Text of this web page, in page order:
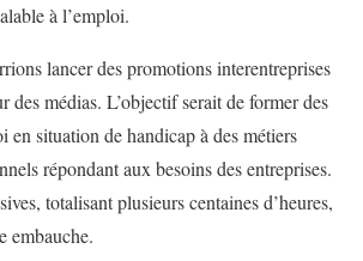
à l’emploi.
lancer des promotions interentreprises
des médias. L’objectif serait de former des
en situation de handicap à des métiers
répondant aux besoins des entreprises.
totalisant plusieurs centaines d’heures,
embauche.